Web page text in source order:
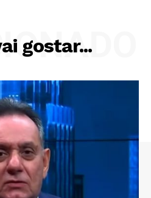
gostar...